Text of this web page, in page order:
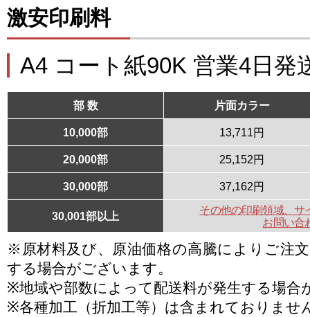
激安印刷料
A4 コート紙90K 営業4日発
部 数 片面カラー
10,000部 13,711円
20,000部 25,152円
30,000部 37,162円
30,001部以上
その他の印刷領域、サ
お問い合
※原材料及び、原油価格の高騰によりご注
する場合がございます。
※地域や部数によって配送料が発生する場合
※各種加工（折加工等）は含まれておりませ